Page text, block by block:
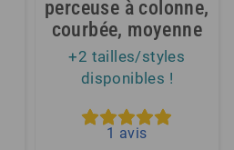
perceuse à colonne,
courbée, moyenne
+2 tailles/styles
disponibles !
1 avis